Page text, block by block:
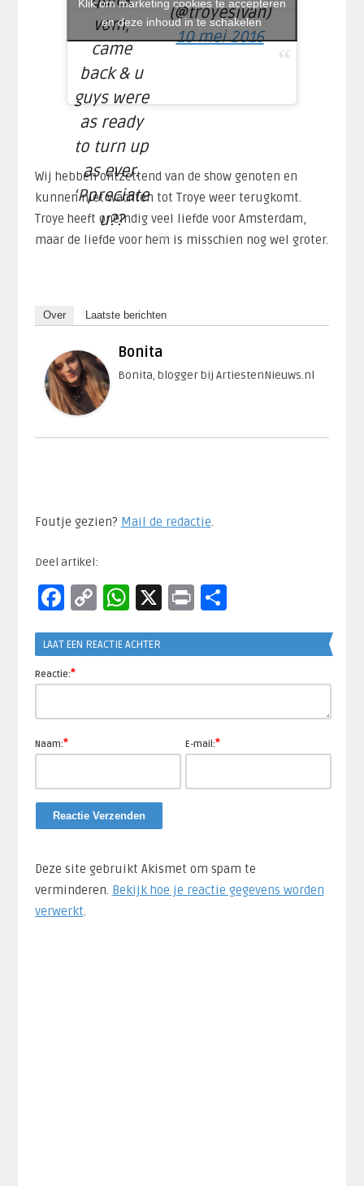
vom,
came
back & u
guys were
as ready
to turn up
as ever.
‘Ppreciate
u??
(@troyesivan)
10 mei 2016
Klik om marketing cookies te accepteren
en deze inhoud in te schakelen
Wij hebben ontzettend van de show genoten en
kunnen niet wachten tot Troye weer terugkomt.
Troye heeft oneindig veel liefde voor Amsterdam,
maar de liefde voor hem is misschien nog wel groter.
Over Laatste berichten
Bonita
Bonita, blogger bij ArtiestenNieuws.nl
Foutje gezien? Mail de redactie.​
Deel artikel:
Facebook
CopyWhatsApp
X PrintDelen
LAAT EEN REACTIE ACHTER
Reactie:*
Naam:* E-mail:*
Deze site gebruikt Akismet om spam te
verminderen. Bekijk hoe je reactie gegevens worden
verwerkt.